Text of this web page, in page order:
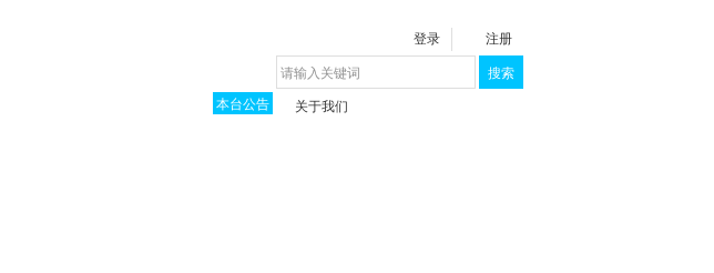
登录
注册
搜索
本台公告
关于我们